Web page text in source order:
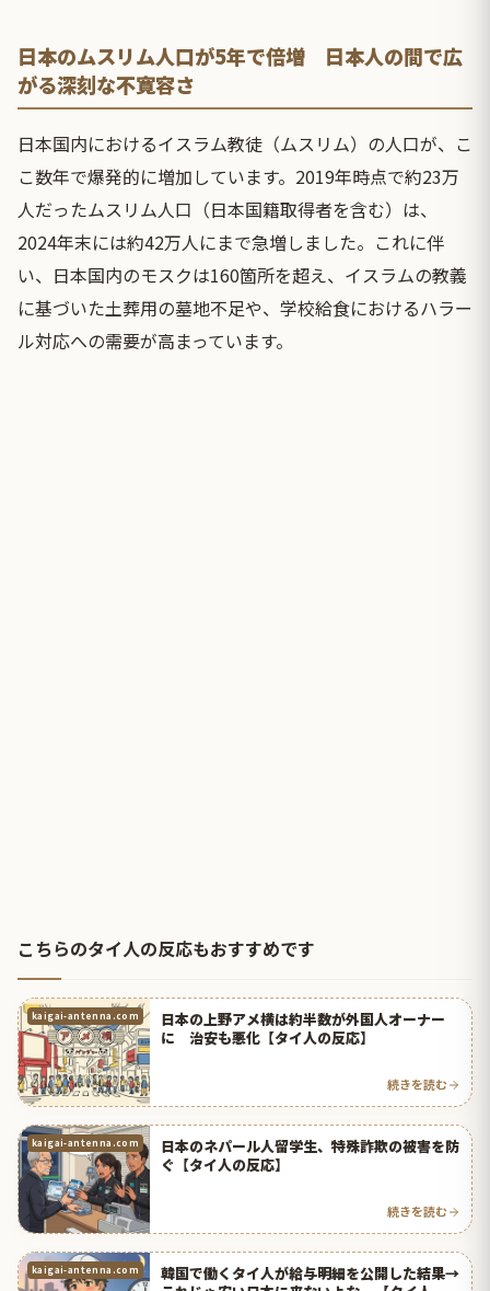
日本のムスリム人口が5年で倍増 日本人の間で広
がる深刻な不寛容さ
日本国内におけるイスラム教徒（ムスリム）の人口が、こ
こ数年で爆発的に増加しています。2019年時点で約23万
人だったムスリム人口（日本国籍取得者を含む）は、
2024年末には約42万人にまで急増しました。これに伴
い、日本国内のモスクは160箇所を超え、イスラムの教義
に基づいた土葬用の墓地不足や、学校給食におけるハラー
ル対応への需要が高まっています。
こちらのタイ人の反応もおすすめです
kaigai-antenna.com
日本の上野アメ横は約半数が外国人オーナー
に 治安も悪化【タイ人の反応】
続きを読む
kaigai-antenna.com
日本のネパール人留学生、特殊詐欺の被害を防
ぐ【タイ人の反応】
続きを読む
kaigai-antenna.com
韓国で働くタイ人が給与明細を公開した結果→